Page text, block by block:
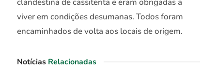
clandestina de cassiterita e eram obrigadas a
viver em condições desumanas. Todos foram
encaminhados de volta aos locais de origem.
Notícias Relacionadas